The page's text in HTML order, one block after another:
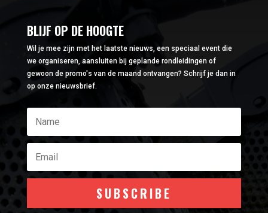
BLIJF OP DE HOOGTE
Wil je mee zijn met het laatste nieuws, een speciaal event die
we organiseren, aansluiten bij geplande rondleidingen of
gewoon de promo's van de maand ontvangen? Schrijf je dan in
op onze nieuwsbrief.
SUBSCRIBE